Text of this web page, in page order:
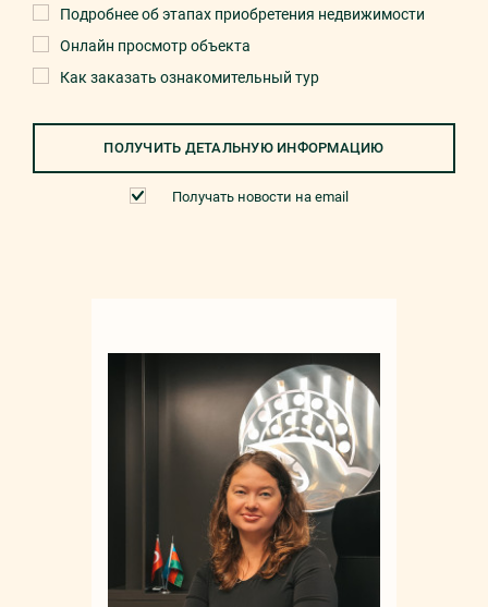
Подробнее об этапах приобретения недвижимости
Онлайн просмотр объекта
Как заказать ознакомительный тур
ПОЛУЧИТЬ ДЕТАЛЬНУЮ ИНФОРМАЦИЮ
Получать новости на email